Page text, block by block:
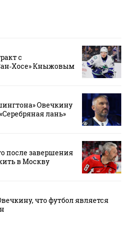
с
Кныжовым
Овечкину
лань»
после завершения
в Москву
что футбол является